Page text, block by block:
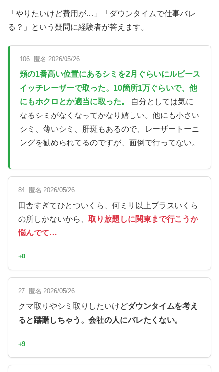
「やりたいけど費用が…」「ダウンタイムで仕事バレ
る？」という疑問に経験者が答えます。
106. 匿名 2026/05/26
頬の1番高い位置にあるシミを2月ぐらいにルビース
イッチレーザーで取った。10箇所1万ぐらいで、他
にもホクロとか適当に取った。
自分としては気に
なるシミがなくなってかなり嬉しい。他にも小さい
シミ、薄いシミ、肝斑もあるので、レーザートーニ
ングを勧められてるのですが、面倒で行ってない。
84. 匿名 2026/05/26
田舎すぎてひとついくら、何ミリ以上プラスいくら
の所しかないから、 取り放題しに関東まで行こうか
悩んでて…
+8
27. 匿名 2026/05/26
クマ取りやシミ取りしたいけどダウンタイムを考え
ると躊躇しちゃう。会社の人にバレたくない。
+9